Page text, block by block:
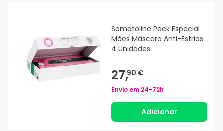
Somatoline Pack Especial
Mães Máscara Anti-Estrias
4 Unidades
27,90 €
Envio em 24-72h
Adicionar